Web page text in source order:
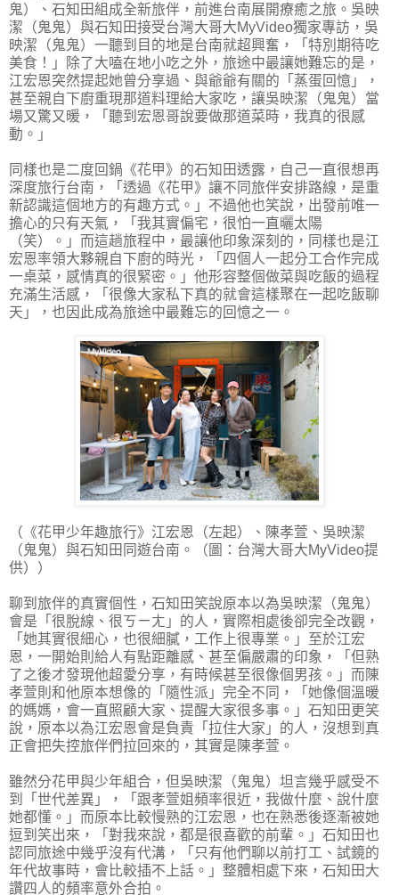
鬼）、石知田組成全新旅伴，前進台南展開療癒之旅。吳映
潔（鬼鬼）與石知田接受台灣大哥大MyVideo獨家專訪，吳
映潔（鬼鬼）一聽到目的地是台南就超興奮，「特別期待吃
美食！」除了大嗑在地小吃之外，旅途中最讓她難忘的是，
江宏恩突然提起她曾分享過、與爺爺有關的「蒸蛋回憶」，
甚至親自下廚重現那道料理給大家吃，讓吳映潔（鬼鬼）當
場又驚又暖，「聽到宏恩哥說要做那道菜時，我真的很感
動。」
同樣也是二度回鍋《花甲》的石知田透露，自己一直很想再
深度旅行台南，「透過《花甲》讓不同旅伴安排路線，是重
新認識這個地方的有趣方式。」不過他也笑說，出發前唯一
擔心的只有天氣，「我其實偏宅，很怕一直曬太陽
（笑）。」而這趟旅程中，最讓他印象深刻的，同樣也是江
宏恩率領大夥親自下廚的時光，「四個人一起分工合作完成
一桌菜，感情真的很緊密。」他形容整個做菜與吃飯的過程
充滿生活感，「很像大家私下真的就會這樣聚在一起吃飯聊
天」，也因此成為旅途中最難忘的回憶之一。
（《花甲少年趣旅行》江宏恩（左起）、陳孝萱、吳映潔
（鬼鬼）與石知田同遊台南。（圖：台灣大哥大MyVideo提
供））
聊到旅伴的真實個性，石知田笑說原本以為吳映潔（鬼鬼）
會是「很脫線、很ㄎㄧㄤ」的人，實際相處後卻完全改觀，
「她其實很細心，也很細膩，工作上很專業。」至於江宏
恩，一開始則給人有點距離感、甚至偏嚴肅的印象，「但熟
了之後才發現他超愛分享，有時候甚至很像個男孩。」而陳
孝萱則和他原本想像的「隨性派」完全不同，「她像個溫暖
的媽媽，會一直照顧大家、提醒大家很多事。」石知田更笑
說，原本以為江宏恩會是負責「拉住大家」的人，沒想到真
正會把失控旅伴們拉回來的，其實是陳孝萱。
雖然分花甲與少年組合，但吳映潔（鬼鬼）坦言幾乎感受不
到「世代差異」，「跟孝萱姐頻率很近，我做什麼、說什麼
她都懂。」而原本比較慢熟的江宏恩，也在熟悉後逐漸被她
逗到笑出來，「對我來說，都是很喜歡的前輩。」石知田也
認同旅途中幾乎沒有代溝，「只有他們聊以前打工、試鏡的
年代故事時，會比較插不上話。」整體相處下來，石知田大
讚四人的頻率意外合拍。